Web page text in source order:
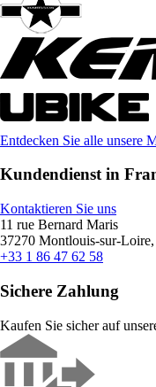
Entdecken Sie alle unsere
Kundendienst in
Kontaktieren Sie uns
11 rue Bernard Maris
37270 Montlouis-sur-
+33 1 86 47 62 58
Sichere Zahlung
Kaufen Sie sicher auf